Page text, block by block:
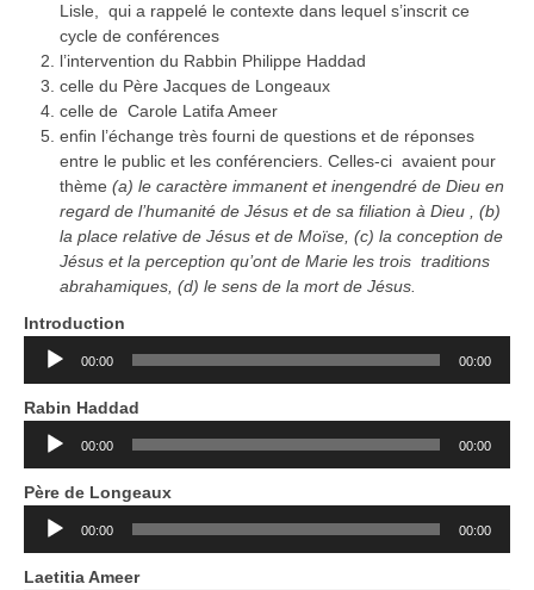
Lisle, qui a rappelé le contexte dans lequel s’inscrit ce
cycle de conférences
l’intervention du Rabbin Philippe Haddad
celle du Père Jacques de Longeaux
celle de Carole Latifa Ameer
enfin l’échange très fourni de questions et de réponses
entre le public et les conférenciers. Celles-ci avaient pour
thème (a) le caractère immanent et inengendré de Dieu en
regard de l’humanité de Jésus et de sa filiation à Dieu , (b)
la place relative de Jésus et de Moïse, (c) la conception de
Jésus et la perception qu’ont de Marie les trois traditions
abrahamiques, (d) le sens de la mort de Jésus.
Introduction
Lecteur
audio
00:00 00:00
Rabin Haddad
Lecteur
audio
00:00 00:00
Père de Longeaux
Lecteur
audio
00:00 00:00
Laetitia Ameer